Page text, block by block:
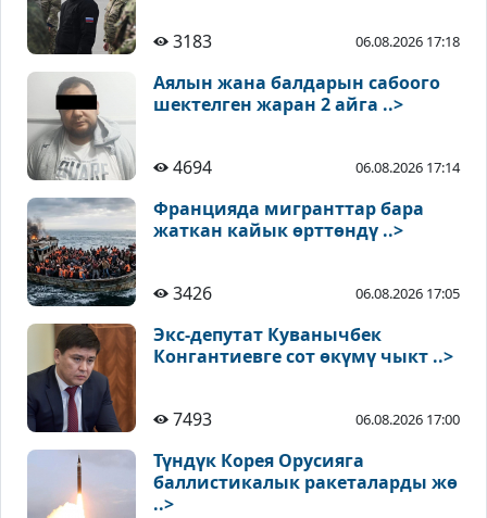
3183 06.08.2026 17:18
Аялын жана балдарын сабоого
шектелген жаран 2 айга ..>
4694 06.08.2026 17:14
Францияда мигранттар бара
жаткан кайык өрттөндү ..>
3426 06.08.2026 17:05
Экс-депутат Куванычбек
Конгантиевге сот өкүмү чыкт ..>
7493 06.08.2026 17:00
Түндүк Корея Орусияга
баллистикалык ракеталарды жө
..>